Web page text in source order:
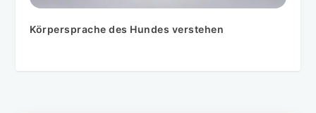
Körpersprache des Hundes verstehen